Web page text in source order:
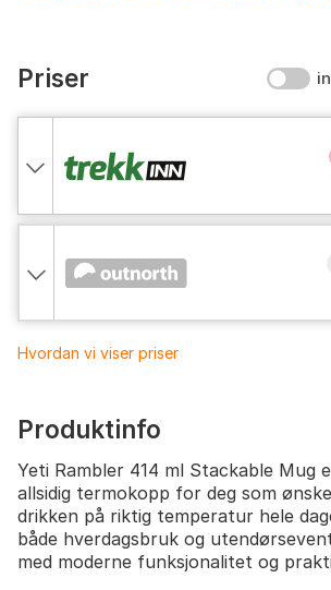
Priser
Hvordan vi viser priser
Produktinfo
Yeti Rambler 414 ml Stackable Mug
allsidig termokopp for deg som
drikken på riktig temperatur hele
både hverdagsbruk og
med moderne funksjonalitet og